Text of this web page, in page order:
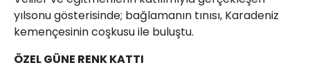
yılsonu gösterisinde; bağlamanın tınısı, Karadeniz
kemençesinin coşkusu ile buluştu.
ÖZEL GÜNE RENK KATTI